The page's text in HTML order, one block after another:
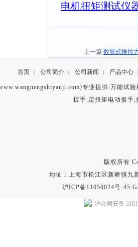
电机扭矩测试仪
上一篇 数显式推拉
首页 | 公司简介 | 公司新闻 | 产品中心 |
专业提供:万能试验
扳手, 定扭矩电动扳手,
版权所有
地址：上海市松江区新桥镇九
沪ICP备11050024号-45
沪公网安备